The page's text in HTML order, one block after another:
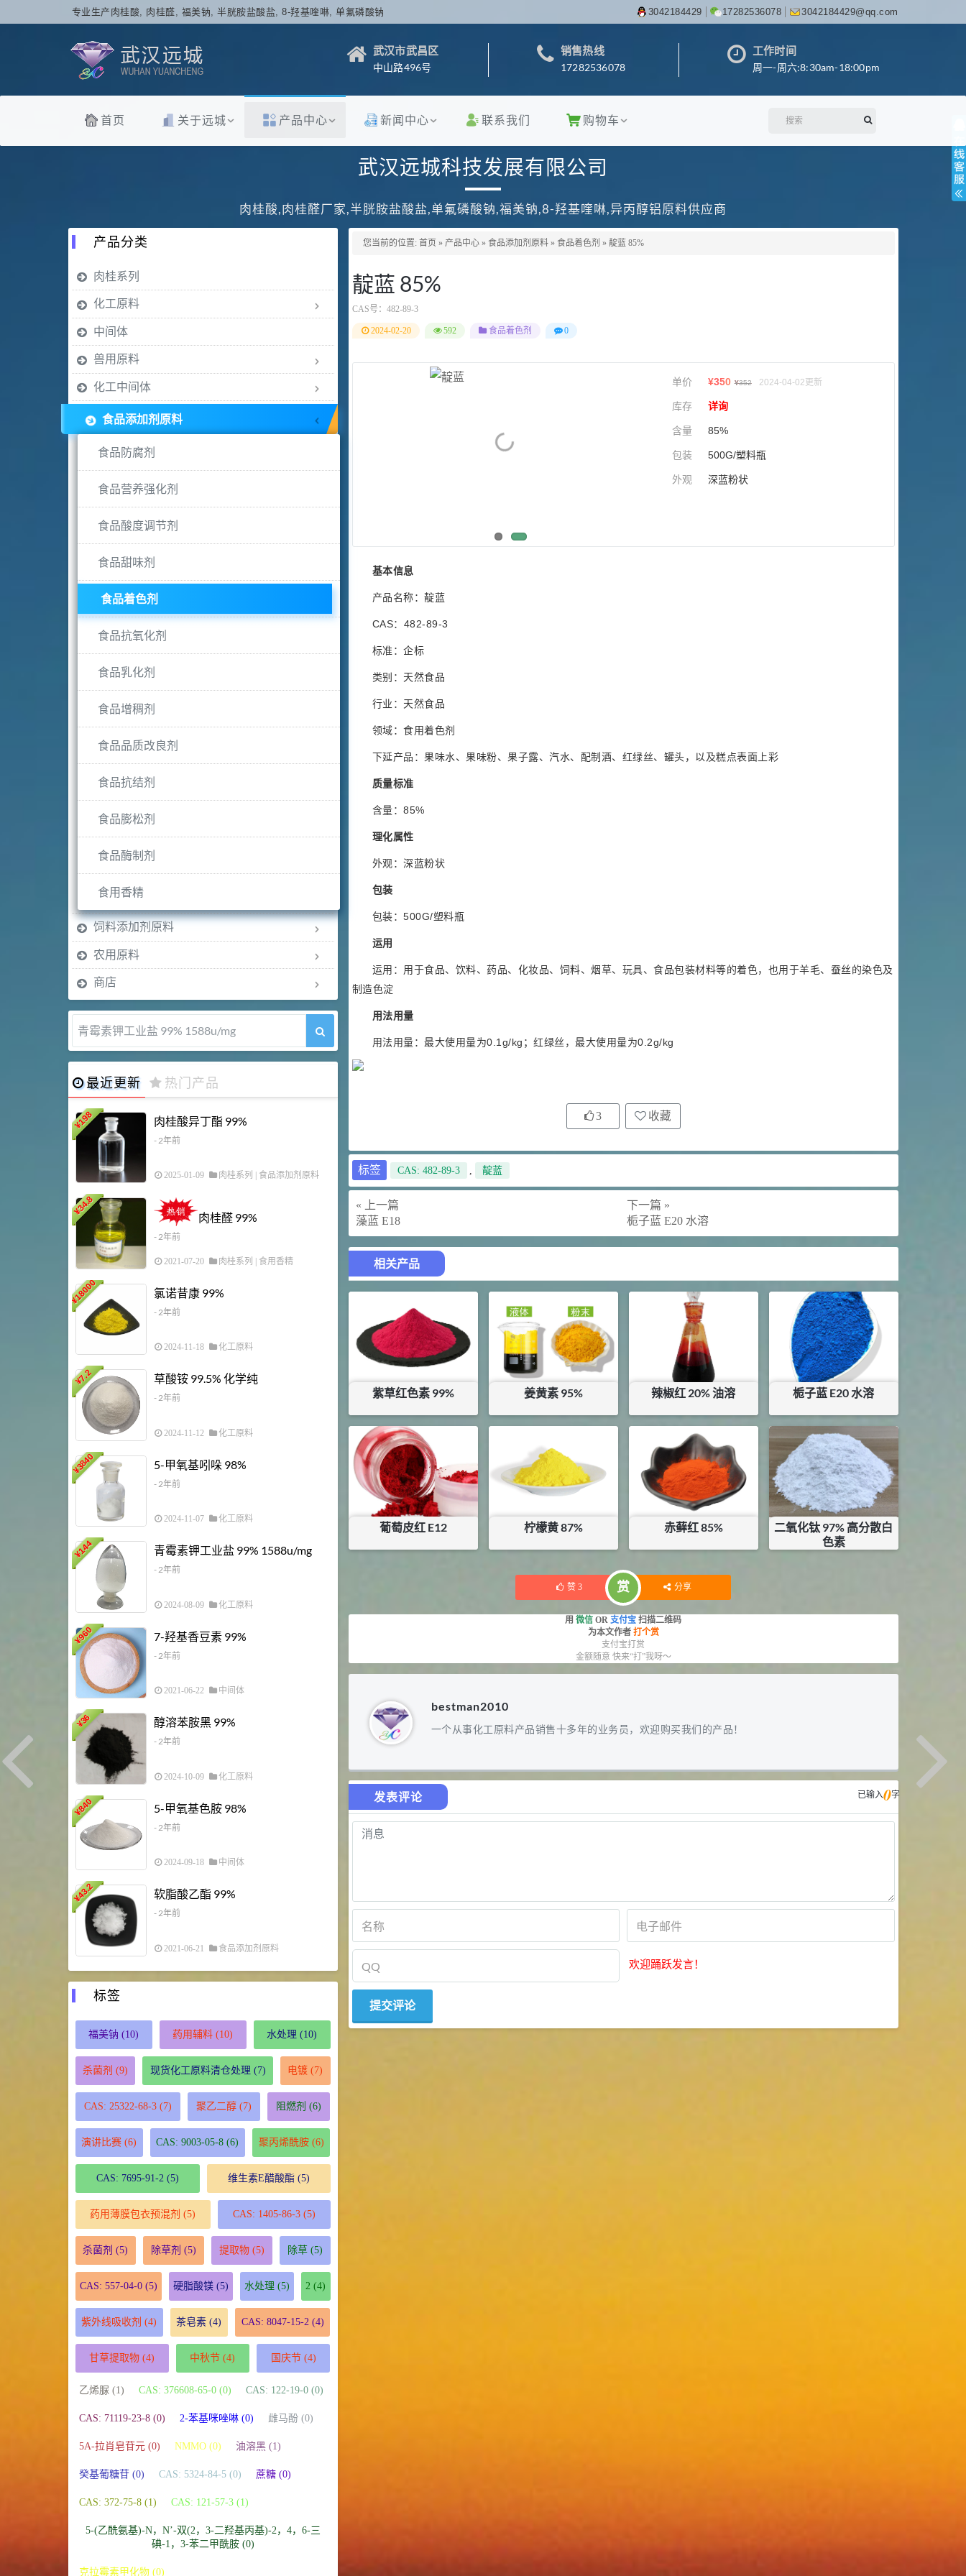
专业生产肉桂酸, 肉桂醛, 福美钠, 半胱胺盐酸盐, 8-羟基喹啉, 单氟磷酸钠 3042184429 17282536078 3042184429@qq.com
武汉市武昌区
中山路496号
销售热线
17282536078
工作时间
周一-周六:8:30am-18:00pm
首页 关于远城 产品中心 新闻中心 联系我们 购物车
武汉远城科技发展有限公司
肉桂酸,肉桂醛厂家,半胱胺盐酸盐,单氟磷酸钠,福美钠,8-羟基喹啉,异丙醇铝原料供应商
您当前的位置: 首页 » 产品中心 » 食品添加剂原料 » 食品着色剂 » 靛蓝 85%
靛蓝 85%
CAS号： 482-89-3
2024-02-20 592 食品着色剂 0
单价 ¥350 ¥352 2024-04-02更新
库存 详询
含量 85%
包装 500G/塑料瓶
外观 深蓝粉状
基本信息
产品名称：靛蓝
CAS：482-89-3
标准：企标
类别：天然食品
行业：天然食品
领域：食用着色剂
下延产品：果味水、果味粉、果子露、汽水、配制酒、红绿丝、罐头，以及糕点表面上彩
质量标准
含量：85%
理化属性
外观：深蓝粉状
包装
包装：500G/塑料瓶
运用
运用：用于食品、饮料、药品、化妆品、饲料、烟草、玩具、食品包装材料等的着色，也用于羊毛、蚕丝的染色及
制造色淀
用法用量
用法用量：最大使用量为0.1g/kg；红绿丝，最大使用量为0.2g/kg
3 收藏
标签 CAS: 482-89-3 , 靛蓝
« 上一篇
藻蓝 E18
下一篇 »
栀子蓝 E20 水溶
相关产品
紫草红色素 99%
暂无内容
姜黄素 95%
¥468
辣椒红 20% 油溶
¥60
栀子蓝 E20 水溶
¥350
葡萄皮红 E12 柠檬黄 87% 赤藓红 85%
二氧化钛 97% 高分散白
色素
赞 3 赏 分享
用 微信 OR 支付宝 扫描二维码
为本文作者 打个赏
支付宝打赏
金额随意 快来“打”我呀～
bestman2010
一个从事化工原料产品销售十多年的业务员，欢迎购买我们的产品！
发表评论 已输入0字
欢迎踊跃发言！
产品分类
肉桂系列
化工原料
中间体
兽用原料
化工中间体
食品添加剂原料
食品防腐剂
食品营养强化剂
食品酸度调节剂
食品甜味剂
食品着色剂
食品抗氧化剂
食品乳化剂
食品增稠剂
食品品质改良剂
食品抗结剂
食品膨松剂
食品酶制剂
食用香精
饲料添加剂原料
农用原料
商店
7-羟基香豆素 99%
最近更新 热门产品
¥
198 肉桂酸异丁酯 99%
- 2年前
2025-01-09 肉桂系列 食品添加剂原料
¥
34.8
肉桂醛 99%
- 2年前
2021-07-20 肉桂系列 | 食用香精
¥
18000 氯诺昔康 99%
- 2年前
2024-11-18 化工原料
¥
7.2 草酸铵 99.5% 化学纯
- 2年前
2024-11-12 化工原料
¥
3840 5-甲氧基吲哚 98%
- 2年前
2024-11-07 化工原料
¥
144 青霉素钾工业盐 99% 1588u/mg
- 2年前
2024-08-09 化工原料
¥
960 7-羟基香豆素 99%
- 2年前
2021-06-22 中间体
¥
36 醇溶苯胺黑 99%
- 2年前
2024-10-09 化工原料
¥
840 5-甲氧基色胺 98%
- 2年前
2024-09-18 中间体
¥
43.2 软脂酸乙酯 99%
- 2年前
2021-06-21 食品添加剂原料
2021-05-25 饲料添加剂原料
145 3 多效唑 90%
浏览量 - 4.4w
2021-07-07 植物生长调节剂
4 N-羟甲基丙烯酰胺 98% NMA
浏览量 - 1.98w
92 5
对甲氧基苯甲醛（茴香醛）
99.5%
浏览量 - 1.89w
2021-06-19 化工原料
69.6 6
S-羧甲基-L-半胱氨酸(羧甲司坦)
D-异抗坏血酸钠 98%
9 硬脂富马酸钠 99%
浏览量 - 1.48w
2021-06-21 食品添加剂原料
标签
福美钠 (10) 药用辅料 (10) 水处理 (10)
杀菌剂 (9) 现货化工原料清仓处理 (7) 电镀 (7)
CAS: 25322-68-3(7) 聚乙二醇(7) 阻燃剂 (6)
演讲比赛 (6) CAS: 9003-05-8 (6) 聚丙烯酰胺(6)
CAS: 7695-91-2 (5) 维生素E醋酸酯(5)
药用薄膜包衣预混剂 (5) CAS: 1405-86-3(5)
杀菌剂 (5) 除草剂 (5) 提取物(5) 除草(5)
CAS: 557-04-0(5) 硬脂酸镁(5) 水处理 (5) 2 (4)
紫外线吸收剂 (4) 茶皂素 (4) CAS: 8047-15-2 (4)
甘草提取物 (4) 中秋节 (4) 国庆节(4)
乙烯脲 (1) CAS: 376608-65-0 (0) CAS: 122-19-0 (0)
CAS: 71119-23-8 (0) 2-苯基咪唑啉 (0) 雌马酚 (0)
5A-拉肖皂苷元 (0) NMMO (0) 油溶黑 (1)
癸基葡糖苷 (0) CAS: 5324-84-5 (0) 蔗糖 (0)
CAS: 372-75-8 (1) CAS: 121-57-3 (1)
5-(乙酰氨基)-N，N’-双(2，3-二羟基丙基)-2，4，6-三
碘-1，3-苯二甲酰胺 (0)
克拉霉素甲化物 (0)